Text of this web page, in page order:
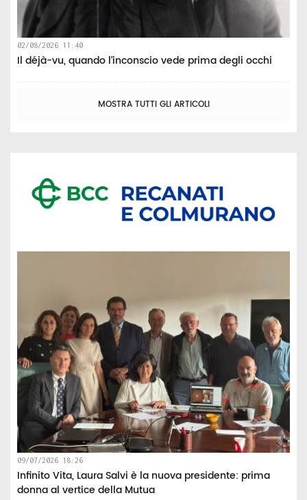
02/08/2026 11:40
Il déjà-vu, quando l’inconscio vede prima degli occhi
MOSTRA TUTTI GLI ARTICOLI
09/07/2026 18:26
Infinito Vita, Laura Salvi è la nuova presidente: prima
donna al vertice della Mutua